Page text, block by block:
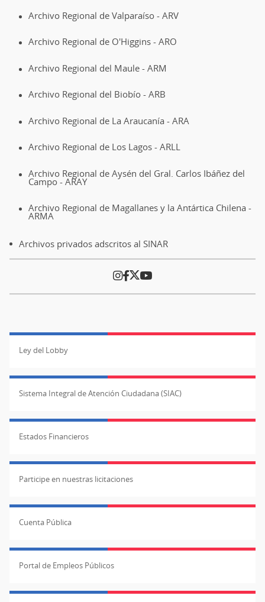
Archivo Regional de Valparaíso - ARV
Archivo Regional de O'Higgins - ARO
Archivo Regional del Maule - ARM
Archivo Regional del Biobío - ARB
Archivo Regional de La Araucanía - ARA
Archivo Regional de Los Lagos - ARLL
Archivo Regional de Aysén del Gral. Carlos Ibáñez del
Campo - ARAY
Archivo Regional de Magallanes y la Antártica Chilena -
ARMA
Archivos privados adscritos al SINAR
Ley del Lobby
Sistema Integral de Atención Ciudadana (SIAC)
Estados Financieros
Participe en nuestras licitaciones
Cuenta Pública
Portal de Empleos Públicos